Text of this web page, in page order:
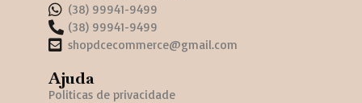
(38) 99941-9499
(38) 99941-9499
shopdcecommerce@gmail.com
Ajuda
Politicas de privacidade